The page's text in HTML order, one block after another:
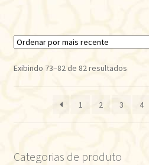
Exibindo 73–82 de 82 resultados
recente
1 2 3 4
Categorias de produto